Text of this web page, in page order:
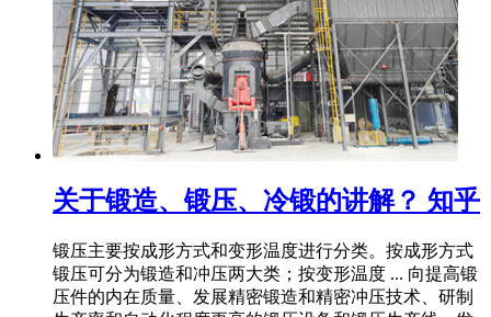
关于锻造、锻压、冷锻的讲解？ 知乎
锻压主要按成形方式和变形温度进行分类。按成形方式
锻压可分为锻造和冲压两大类；按变形温度 ... 向提高锻
压件的内在质量、发展精密锻造和精密冲压技术、研制